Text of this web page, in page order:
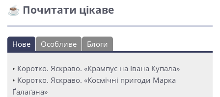
☕ Почитати цікаве
Нове Особливе Блоги
• Коротко. Яскраво. «Крампус на Івана Купала»
• Коротко. Яскраво. «Космічні пригоди Марка
Ґалаґана»